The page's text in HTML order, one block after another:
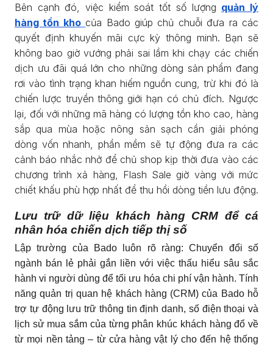
Bên cạnh đó, việc kiểm soát tốt số lượng quản lý
hàng tồn kho của Bado giúp chủ chuỗi đưa ra các
quyết định khuyến mãi cực kỳ thông minh. Bạn sẽ
không bao giờ vướng phải sai lầm khi chạy các chiến
dịch ưu đãi quá lớn cho những dòng sản phẩm đang
rơi vào tình trạng khan hiếm nguồn cung, trừ khi đó là
chiến lược truyền thông giới hạn có chủ đích. Ngược
lại, đối với những mã hàng có lượng tồn kho cao, hàng
sắp qua mùa hoặc nông sản sạch cần giải phóng
dòng vốn nhanh, phần mềm sẽ tự động đưa ra các
cảnh báo nhắc nhở để chủ shop kịp thời đưa vào các
chương trình xả hàng, Flash Sale giờ vàng với mức
chiết khấu phù hợp nhất để thu hồi dòng tiền lưu động.
Lưu trữ dữ liệu khách hàng CRM để cá
nhân hóa chiến dịch tiếp thị số
Lập trường của Bado luôn rõ ràng: Chuyển đổi số
ngành bán lẻ phải gắn liền với việc thấu hiểu sâu sắc
hành vi người dùng để tối ưu hóa chi phí vận hành. Tính
năng quản trị quan hệ khách hàng (CRM) của Bado hỗ
trợ tự động lưu trữ thông tin định danh, số điện thoại và
lịch sử mua sắm của từng phân khúc khách hàng đổ về
từ mọi nền tảng – từ cửa hàng vật lý cho đến hệ thống